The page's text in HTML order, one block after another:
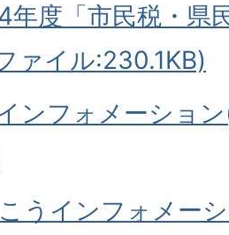
年度「市民税・県
ァイル:230.1KB)
ンフォメーショ
うインフォメー